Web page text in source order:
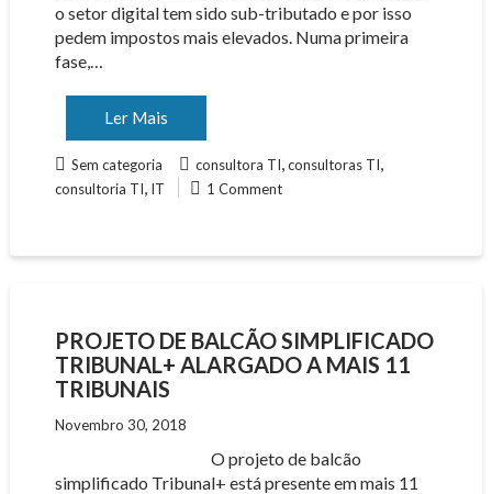
o setor digital tem sido sub-tributado e por isso
pedem impostos mais elevados. Numa primeira
fase,…
Ler Mais
Sem categoria consultora TI consultoras TI
consultoria TI IT 1 Comment
PROJETO DE BALCÃO SIMPLIFICADO
TRIBUNAL+ ALARGADO A MAIS 11
TRIBUNAIS
Novembro 30, 2018
O projeto de balcão
simplificado Tribunal+ está presente em mais 11